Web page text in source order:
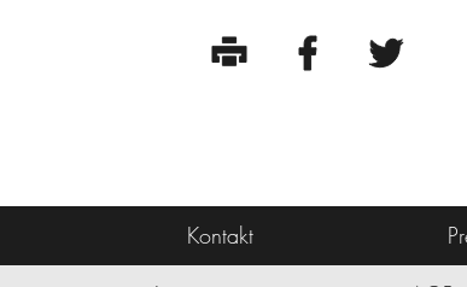
Kontakt